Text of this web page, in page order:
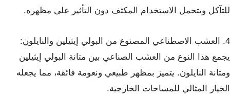
للتآكل ويتحمل الاستخدام المكثف دون التأثير على مظهره.
4. العشب الاصطناعي المصنوع من البولي إيثيلين والنايلون:
يجمع هذا النوع من العشب الصناعي بين متانة البولي إيثيلين
ومتانة النايلون. يتميز بمظهر طبيعي ونعومة فائقة، مما يجعله
الخيار المثالي للمساحات الخارجية.